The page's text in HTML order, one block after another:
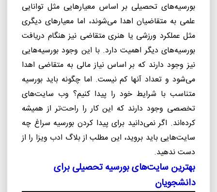
بورسیههای تحصیلی بر اساس معیارهایی مثل توانایی
علمی به متقاضیان اهدا میشوند، اما معیارهای دیگری
مثل عملکرد ورزشی یا هنری متقاضی نیز هنگام دریافت
بورسیههای دیگر اهمیت دارد. با این وجود بورسیههایی
نیز وجود دارند که بر اساس نیاز مالی به متقاضی اهدا
میشود و تعداد آنها کم نیست. اما چگونه باید بورسیه
متناسب با شرایط خود را پیدا کنیم؟ وب سایتهای
تخصصی وجود دارند که این کار را راحتتر از همیشه
کردهاند. اگر نمیدانید برای پیدا کردن بورسیه سراغ چه
سایتهایی باید بروید، این مطلب از بلاگ ادب ویزا را از
دست ندهید.
بهترین سایتهای بورسیه تحصیلی برای
دانشجویان